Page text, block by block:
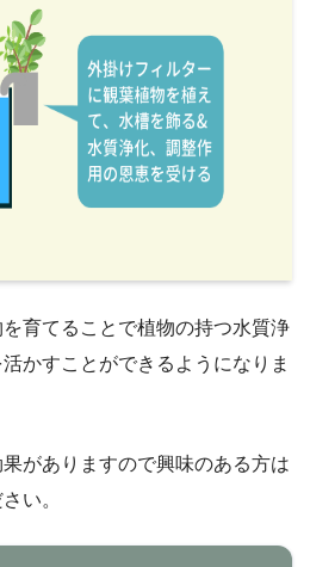
育てることで植物の持つ水質浄
かすことができるようになりま
がありますので興味のある方は
い。